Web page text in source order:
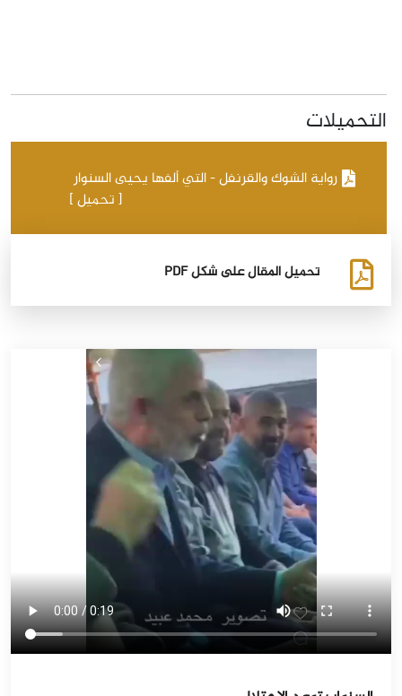
التحميلات
رواية الشوك والقرنفل - التي ألفها يحيى السنوار
[ تحميل ]
تحميل المقال على شكل PDF